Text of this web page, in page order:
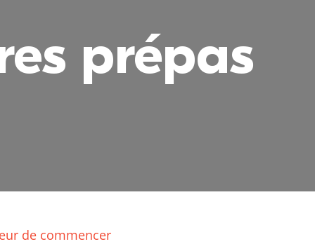
prépas
de commencer